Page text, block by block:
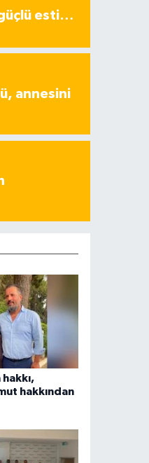
güçlü esti…
annesini
hakkından